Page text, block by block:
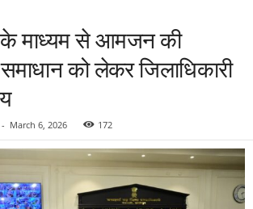
के माध्यम से आमजन की
को लेकर जिलाधिकारी
- March 6, 2026 172